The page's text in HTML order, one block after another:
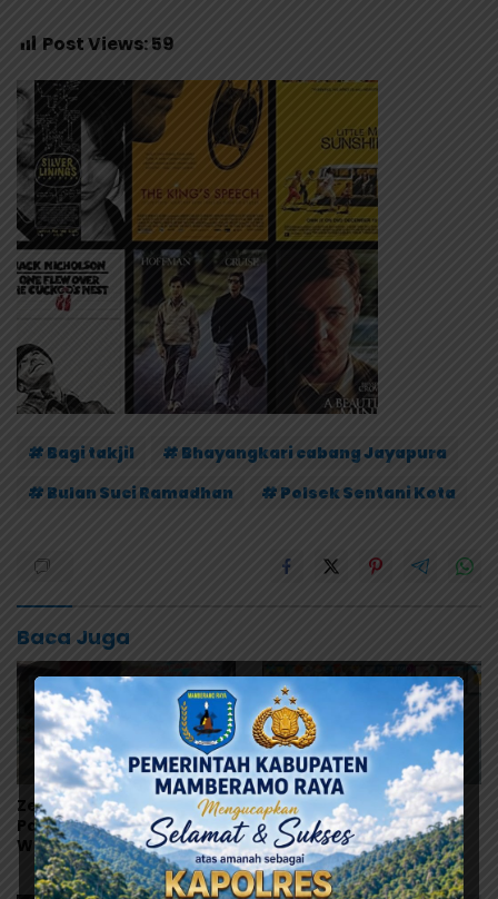
Post Views:59
# Bagi takjil
# Bhayangkari cabang Jayapura
# Bulan Suci Ramadhan
# Polsek Sentani Kota
Baca Juga
Zet Saalino Nahkodai IKT
Papua 2026–2031, Ajak
Warga Toraja Bersatu
dan Siapkan LBH IKT
Peringati Hari Anak
Nasional, BKOW Papua
Ajak Semua Pihak
Lindungi dan Wujudkan
Masa Depan Anak Papua